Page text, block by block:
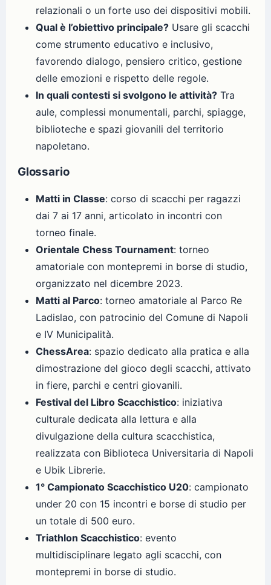
relazionali o un forte uso dei dispositivi mobili.
Qual è l’obiettivo principale? Usare gli scacchi
come strumento educativo e inclusivo,
favorendo dialogo, pensiero critico, gestione
delle emozioni e rispetto delle regole.
In quali contesti si svolgono le attività? Tra
aule, complessi monumentali, parchi, spiagge,
biblioteche e spazi giovanili del territorio
napoletano.
Glossario
Matti in Classe: corso di scacchi per ragazzi
dai 7 ai 17 anni, articolato in incontri con
torneo finale.
Orientale Chess Tournament: torneo
amatoriale con montepremi in borse di studio,
organizzato nel dicembre 2023.
Matti al Parco: torneo amatoriale al Parco Re
Ladislao, con patrocinio del Comune di Napoli
e IV Municipalità.
ChessArea: spazio dedicato alla pratica e alla
dimostrazione del gioco degli scacchi, attivato
in fiere, parchi e centri giovanili.
Festival del Libro Scacchistico: iniziativa
culturale dedicata alla lettura e alla
divulgazione della cultura scacchistica,
realizzata con Biblioteca Universitaria di Napoli
e Ubik Librerie.
1° Campionato Scacchistico U20: campionato
under 20 con 15 incontri e borse di studio per
un totale di 500 euro.
Triathlon Scacchistico: evento
multidisciplinare legato agli scacchi, con
montepremi in borse di studio.